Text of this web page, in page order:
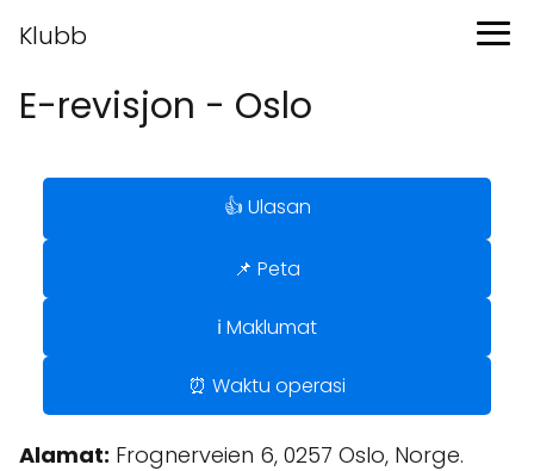
Klubb
E-revisjon - Oslo
👍 Ulasan
📌 Peta
ℹ️ Maklumat
⏰ Waktu operasi
Alamat: Frognerveien 6, 0257 Oslo, Norge.